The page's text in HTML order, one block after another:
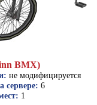
BMX)
не модифицируется
сервере: 6
1